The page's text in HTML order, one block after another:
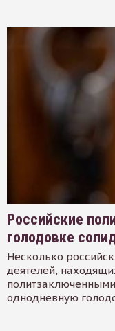
Российские
голодовке
Несколько
деятелей,
однодневную